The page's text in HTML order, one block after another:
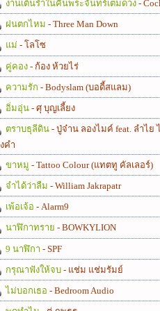
งานเต้นรำในคืนพระจันทร์เต็มดวง -
ฝนตกไหม - Three Man Down
แม่ - โลโซ
คู่คอง - ก้อง ห้วยไร่
ความรัก - Bodyslam (บอดี้สแลม)
อิ่มอุ่น - ศุ บุญเลี้ยง
ตราบธุลีดิน - ปู่จ๋าน ลองไมค์ feat. ลำไย
คำ
ขาหมู - Tattoo Colour (แทตทู คัลเลอร์)
จำได้ว่าลืม - William Jakrapatr
เพ้อเจ้อ - Alarm9
นาฬิกาทราย - BOWKYLION
9 นาฬิกา - SPF
กรุณาฟังให้จบ - แช่ม แช่มรัมย์
ไม่บอกเธอ - Bedroom Audio